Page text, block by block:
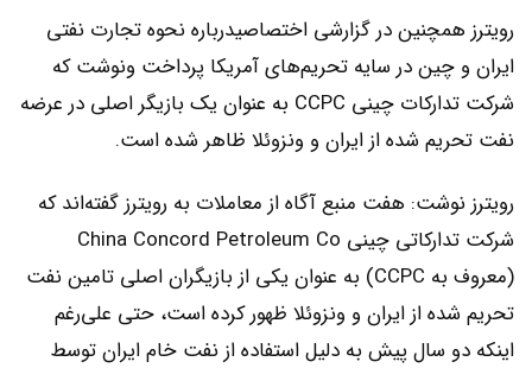
رویترز همچنین در گزارشی اختصاصیدرباره نحوه تجارت نفتی
ایران و چین در سایه تحریم‌های آمریکا پرداخت ونوشت که
شرکت تدارکات چینی CCPC به عنوان یک بازیگر اصلی در عرضه
نفت تحریم شده از ایران و ونزوئلا ظاهر شده است.
رویترز نوشت: هفت منبع آگاه از معاملات به رویترز گفته‌اند که
شرکت تدارکاتی چینی China Concord Petroleum Co
(معروف به CCPC) به عنوان یکی از بازیگران اصلی تامین نفت
تحریم شده از ایران و ونزوئلا ظهور کرده است، حتی علی‌رغم
اینکه دو سال پیش به دلیل استفاده از نفت خام ایران توسط